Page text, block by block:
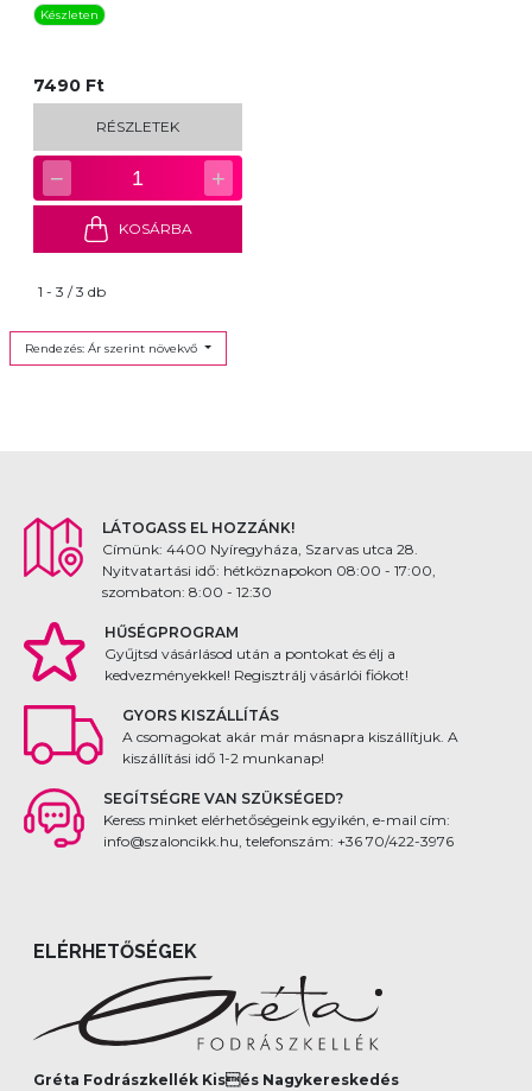
Készleten
7490 Ft
RÉSZLETEK
− 1 +
KOSÁRBA
1 - 3 / 3 db
Rendezés: Ár szerint növekvő
LÁTOGASS EL HOZZÁNK!
Címünk: 4400 Nyíregyháza, Szarvas utca 28.
Nyitvatartási idő: hétköznapokon 08:00 - 17:00,
szombaton: 8:00 - 12:30
HŰSÉGPROGRAM
Gyűjtsd vásárlásod után a pontokat és élj a
kedvezményekkel! Regisztrálj vásárlói fiókot!
GYORS KISZÁLLÍTÁS
A csomagokat akár már másnapra kiszállítjuk. A
kiszállítási idő 1-2 munkanap!
SEGÍTSÉGRE VAN SZÜKSÉGED?
Keress minket elérhetőségeink egyikén, e-mail cím:
info@szaloncikk.hu, telefonszám: +36 70/422-3976
ELÉRHETŐSÉGEK
Gréta Fodrászkellék Kisés Nagykereskedés